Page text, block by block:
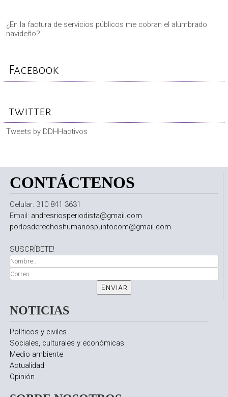
¿En la factura de servicios públicos me cobran el alumbrado
navideño?
Facebook
twitter
Tweets by DDHHactivos
CONTÁCTENOS
Celular: 310 841 3631
Email: andresriosperiodista@gmail.com
porlosderechoshumanospuntocom@gmail.com
SUSCRÍBETE!
NOTICIAS
Políticos y civiles
Sociales, culturales y económicas
Medio ambiente
Actualidad
Opinión